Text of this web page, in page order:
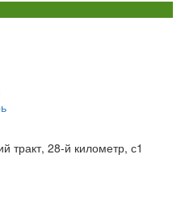
тракт, 28-й километр, с1